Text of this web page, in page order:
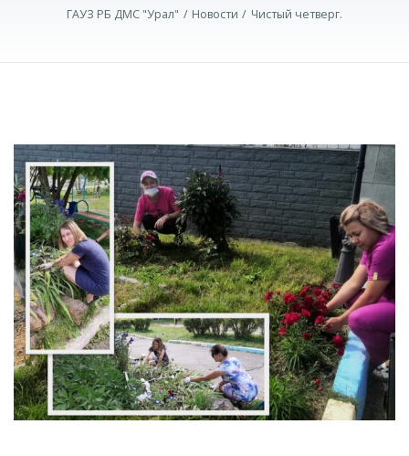
ГАУЗ РБ ДМС "Урал" Новости Чистый четверг.